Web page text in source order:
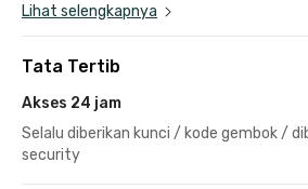
Lihat selengkapnya
Tata Tertib
Akses 24 jam
Selalu diberikan kunci / kode gembok /
security